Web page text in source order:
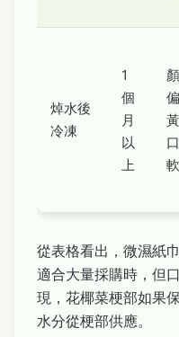
焯水後
冷凍
1
個
月
以
上
偏
軟
從表格看出，微濕紙
適合大量採購時，但
現，花椰菜梗部如果
水分從梗部供應。